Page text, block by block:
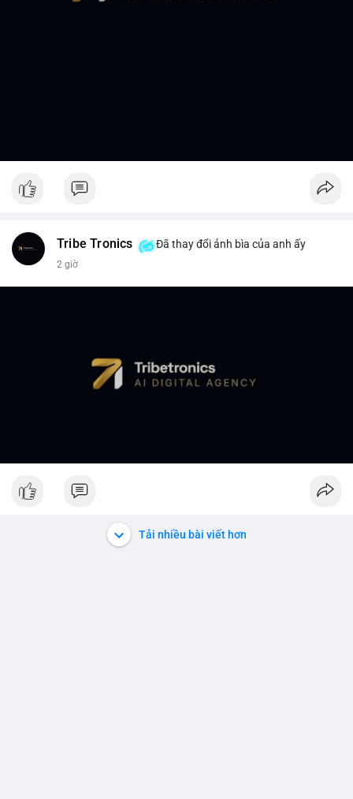
Tribe Tronics Đã thay đổi ảnh bìa của anh ấy
2 giờ
Tải nhiều bài viết hơn